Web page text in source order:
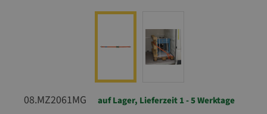
08.MZ2061MG auf Lager, Lieferzeit 1 - 5 Werktage